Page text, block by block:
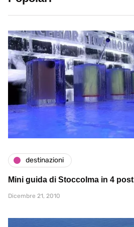
destinazioni
Mini guida di Stoccolma in 4 post
Dicembre 21, 2010